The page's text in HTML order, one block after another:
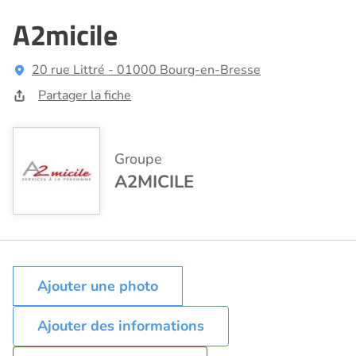
A2micile
20 rue Littré - 01000 Bourg-en-Bresse
Partager la fiche
Groupe
A2MICILE
Ajouter des informations